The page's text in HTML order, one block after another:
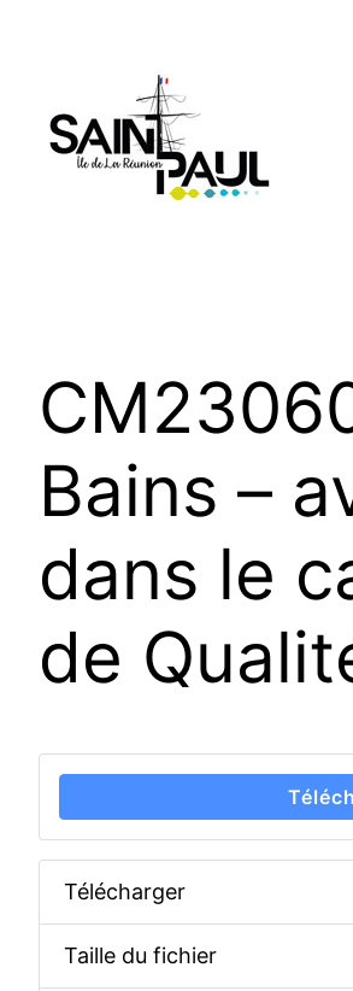
Bains –
dans le
de
Télécharger
Taille du fichier